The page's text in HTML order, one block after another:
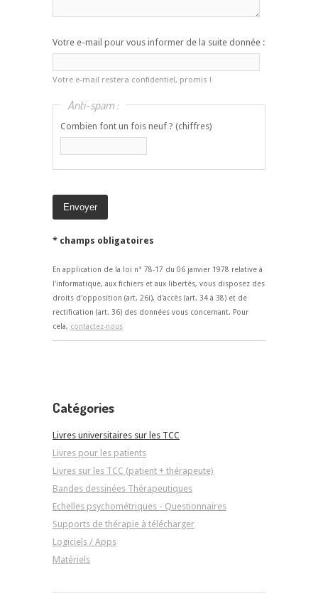
Votre e-mail pour vous informer de la suite donnée :
Votre e-mail restera confidentiel, promis !
Anti-spam :
Combien font un fois neuf ? (chiffres)
* champs obligatoires
En application de la loi n° 78-17 du 06 janvier 1978 relative à
l'informatique, aux fichiers et aux libertés, vous disposez des
droits d'opposition (art. 26i), d'accès (art. 34 à 38) et de
rectification (art. 36) des données vous concernant. Pour
cela, contactez-nous
Catégories
Livres universitaires sur les TCC
Livres pour les patients
Livres sur les TCC (patient + thérapeute)
Bandes dessinées Thérapeutiques
Echelles psychométriques - Questionnaires
Supports de thérapie à télécharger
Logiciels / Apps
Matériels